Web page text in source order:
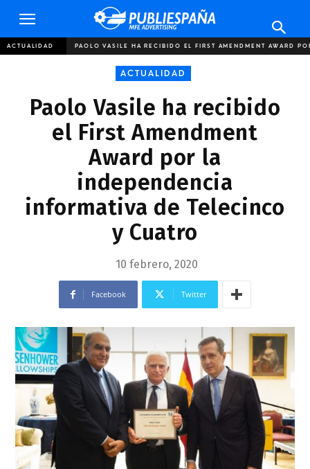
Publiespaña
ACTUALIDAD PAOLO VASILE HA RECIBIDO EL FIRST AMENDMENT AWARD
ACTUALIDAD
Paolo Vasile ha recibido
el First Amendment
Award por la
independencia
informativa de Telecinco
y Cuatro
10 febrero, 2020
Facebook Twitter